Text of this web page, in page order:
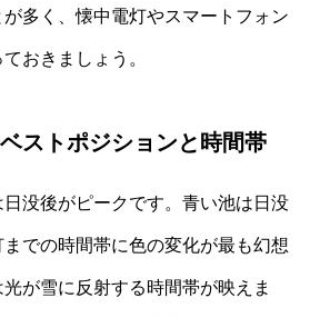
多く、懐中電灯やスマートフォン
おきましょう。
ストポジションと時間帯
没後がピークです。青い池は日没
での時間帯に色の変化が最も幻想
が雪に反射する時間帯が映えま